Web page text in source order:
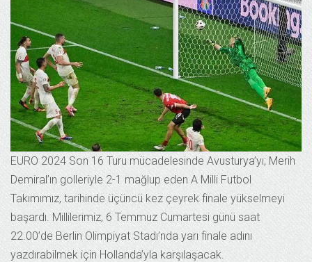
EURO 2024 Son 16 Turu mücadelesinde Avusturya’yı; Merih
Demiral’ın golleriyle 2-1 mağlup eden A Milli Futbol
Takımımız, tarihinde üçüncü kez çeyrek finale yükselmeyi
başardı. Millilerimiz, 6 Temmuz Cumartesi günü saat
22.00’de Berlin Olimpiyat Stadı’nda yarı finale adını
yazdırabilmek için Hollanda’yla karşılaşacak.